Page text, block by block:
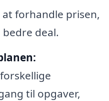
forhandle prisen,
deal.
til opgaver,